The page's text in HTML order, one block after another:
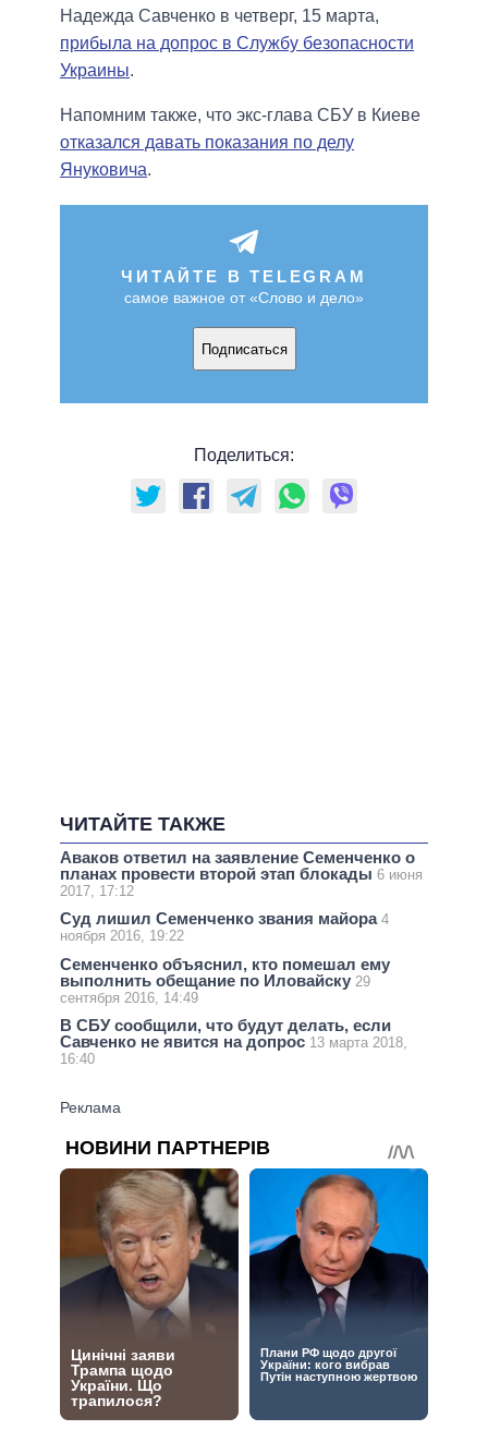
Надежда Савченко в четверг, 15 марта,
прибыла на допрос в Службу безопасности
Украины.
Напомним также, что экс-глава СБУ в Киеве
отказался давать показания по делу
Януковича.
ЧИТАЙТЕ В TELEGRAM
самое важное от «Слово и дело»
Подписаться
Поделиться:
ЧИТАЙТЕ ТАКЖЕ
Аваков ответил на заявление Семенченко о
планах провести второй этап блокады 6 июня
2017, 17:12
Суд лишил Семенченко звания майора 4
ноября 2016, 19:22
Семенченко объяснил, кто помешал ему
выполнить обещание по Иловайску 29
сентября 2016, 14:49
В СБУ сообщили, что будут делать, если
Савченко не явится на допрос 13 марта 2018,
16:40